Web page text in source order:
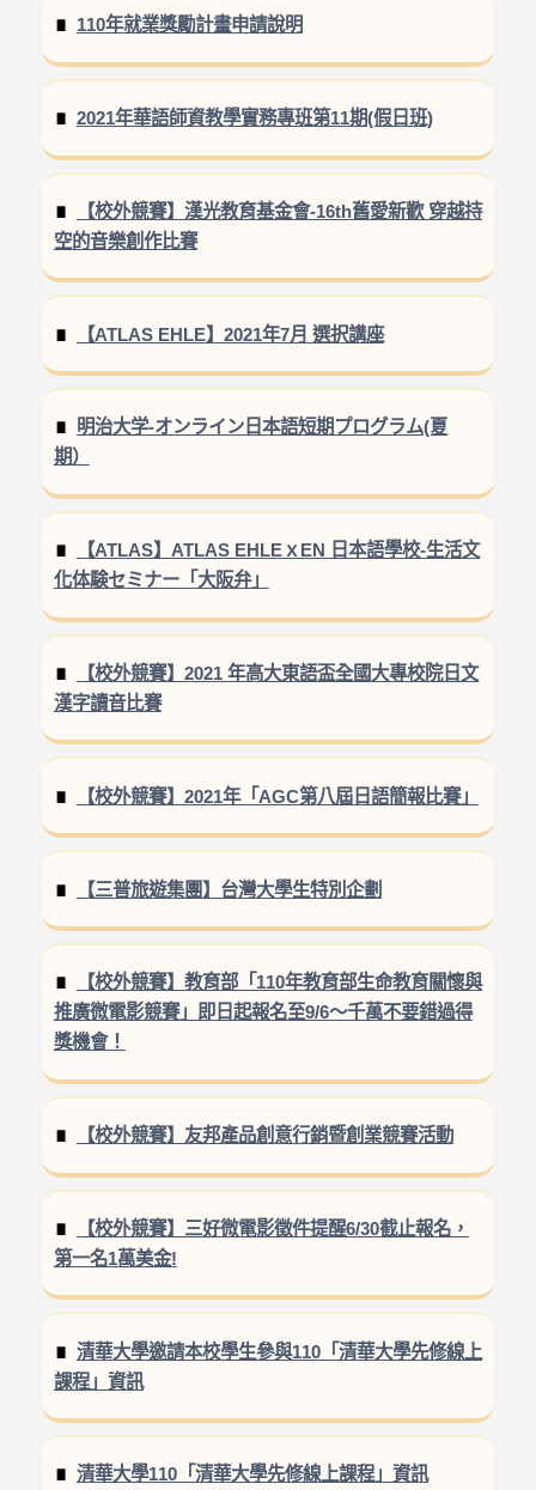
110年就業獎勵計畫申請說明
2021年華語師資教學實務專班第11期(假日班)
【校外競賽】漢光教育基金會-16th舊愛新歡 穿越持
空的音樂創作比賽
【ATLAS EHLE】2021年7月 選択講座
明治大学-オンライン日本語短期プログラム(夏
期）
【ATLAS】ATLAS EHLEｘEN 日本語學校-生活文
化体験セミナー「大阪弁」
【校外競賽】2021 年高大東語盃全國大專校院日文
漢字讀音比賽
【校外競賽】2021年「AGC第八屆日語簡報比賽」
【三普旅遊集團】台灣大學生特別企劃
【校外競賽】教育部「110年教育部生命教育關懷與
推廣微電影競賽」即日起報名至9/6～千萬不要錯過得
獎機會！
【校外競賽】友邦產品創意行銷暨創業競賽活動
【校外競賽】三好微電影徵件提醒6/30截止報名，
第一名1萬美金!
清華大學邀請本校學生參與110「清華大學先修線上
課程」資訊
清華大學110「清華大學先修線上課程」資訊